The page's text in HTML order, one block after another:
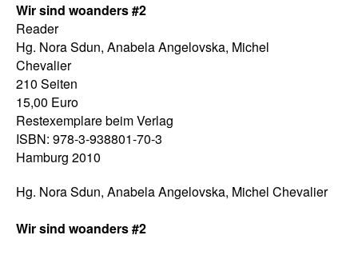
Hg. Nora Sdun, Anabela Angelovska, Michel Chevalier
Wir sind woanders #2
Wir sind woanders #2
Reader
Hg. Nora Sdun, Anabela Angelovska, Michel
Chevalier
210 Seiten
15,00 Euro
Restexemplare beim Verlag
ISBN: 978-3-938801-70-3
Hamburg 2010